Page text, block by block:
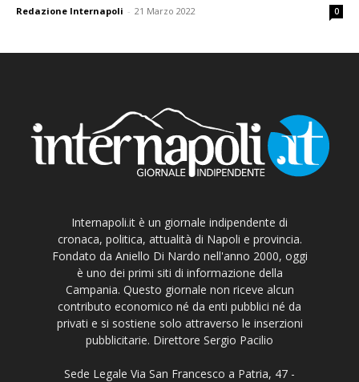
Redazione Internapoli - 21 Marzo 2022 0
Internapoli.it è un giornale indipendente di
cronaca, politica, attualità di Napoli e provincia.
Fondato da Aniello Di Nardo nell'anno 2000, oggi
è uno dei primi siti di informazione della
Campania. Questo giornale non riceve alcun
contributo economico né da enti pubblici né da
privati e si sostiene solo attraverso le inserzioni
pubblicitarie. Direttore Sergio Pacilio
Sede Legale Via San Francesco a Patria, 47 -